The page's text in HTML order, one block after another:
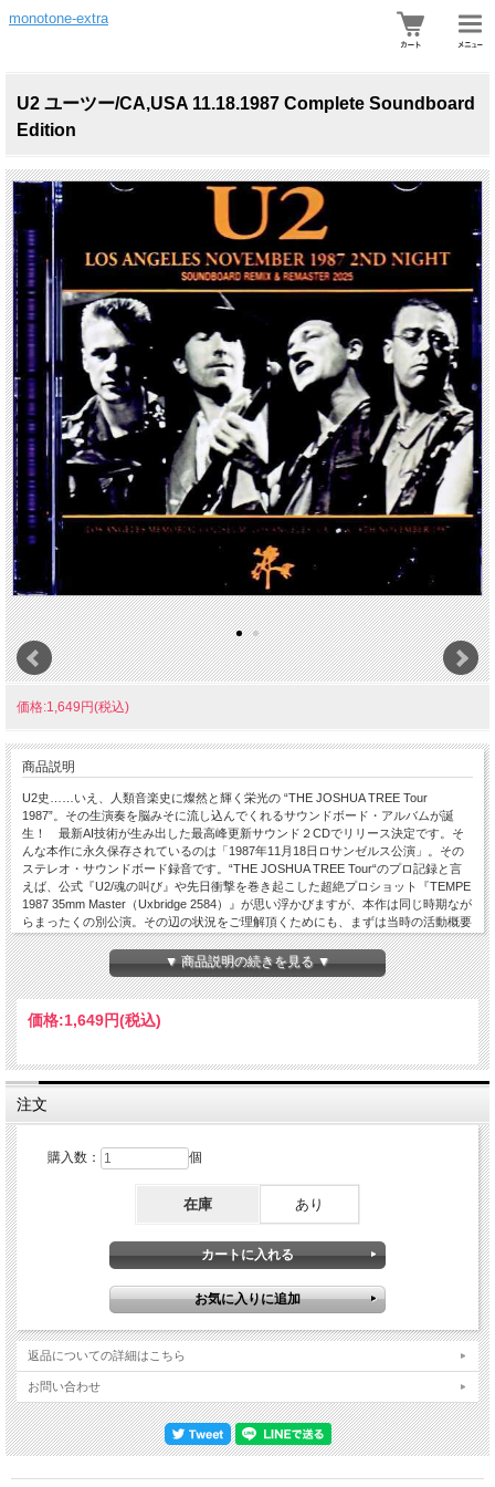
monotone-extra
U2 ユーツー/CA,USA 11.18.1987 Complete Soundboard
Edition
価格:1,649円(税込)
商品説明
U2史……いえ、人類音楽史に燦然と輝く栄光の “THE JOSHUA TREE Tour
1987”。その生演奏を脳みそに流し込んでくれるサウンドボード・アルバムが誕
生！ 最新AI技術が生み出した最高峰更新サウンド２CDでリリース決定です。そ
んな本作に永久保存されているのは「1987年11月18日ロサンゼルス公演」。その
ステレオ・サウンドボード録音です。“THE JOSHUA TREE Tour“のプロ記録と言
えば、公式『U2/魂の叫び』や先日衝撃を巻き起こした超絶プロショット『TEMPE
1987 35mm Master（Uxbridge 2584）』が思い浮かびますが、本作は同じ時期なが
らまったくの別公演。その辺の状況をご理解頂くためにも、まずは当時の活動概要
から始めましょう。1987年《３月９日『THE JOSHUA TREE』発売》・４月２日
ー５月16日：北米#1（29公演・５月27日ー８月８日：欧州（31公演）・９月10日
ー12月20日：北米#2（50公演）←★ココ★ これが“THE JOSHUA TREE Tour
1987”の全体像。本作のロサンゼルス公演は最終盤の「北米#2」の一幕でした。実
は公式『U2/魂の叫び』も『TEMPE 1987 35mm Master』も同じ「北米#2」レッ
グ。さらに日程をフォーカスし、それぞれの位置関係を見ていきましょう。「北米
曲）＊11月11日：サンフランシスコ公演（公式１曲）・11月12日ー17日（４公
演）＊11月18日：ロサンゼルス公演 ←★本作★・11月22日＋23日（２公演）＊
11月24日：フォートワース公演（公式１曲）・11月26日＋28日（２公演）＊11月
30日：サン・スタジオ（公式１曲）・12月３日ー12日（６公演）＊12月19日＋20
最高峰更新サウンド ……と、このようになっています。このショウはプロショッ
トが残された事でも知られ、当店でも似たタイトルの最高峰版『LOS ANGELES
NOVEMBER 1987 2ND NIGHT SBD/AUD MATRIX』が人気。本作は、その音声落
とし。。。では、あ・り・ま・せ・ん。同じショウではありますが、まったく異な
る新マスター。海外マニアが制作した最新サウンドボード・アルバムなのです そ
のポイントは、最新技術によるAIによるリミックス。前述の映像版『SBD/AUD
MATRIX』はその名の通りオーディエンス録音とのマトリクス・サウンドでした
グレード・サウンドです。その工程は他の「Remix & Remaster」シリーズと同
じ。プロショットの音声をAI技術で分解して各楽器別にトラック分け。それぞれ個
別に最適なサウンド調整を行った上で再ミックスしているのです。そのアップグレ
バランスの音声をご記憶かも知れませんが、あのペタペタしたサウンドボードが、
まさかまさかの大変貌。ダイナミック・レンジや奥行きが大幅に拡大し、各音域の
バランスも美しく整っている。詰まっていた高音は輝きながらどこまでも伸び、ス
ポイルされていた重低音はアタック音の１つひとつが五臓を蹴り上げ、自然な重み
で六腑を揺らす。潰れていた中音域も密度たっぷりでパンチ感がある。さらに言い
ますと、平坦から立体化した事で生まれた空間の透明度も素晴らしい。１音１音の
▼ 商品説明の続きを見る ▼
価格:1,649円(税込)
注文
購入数： 個
在庫 あり
返品についての詳細はこちら
お問い合わせ